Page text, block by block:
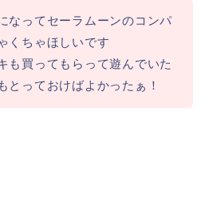
なってセーラムーンのコンパ
くちゃほしいです
も買ってもらって遊んでいた
とっておけばよかったぁ！